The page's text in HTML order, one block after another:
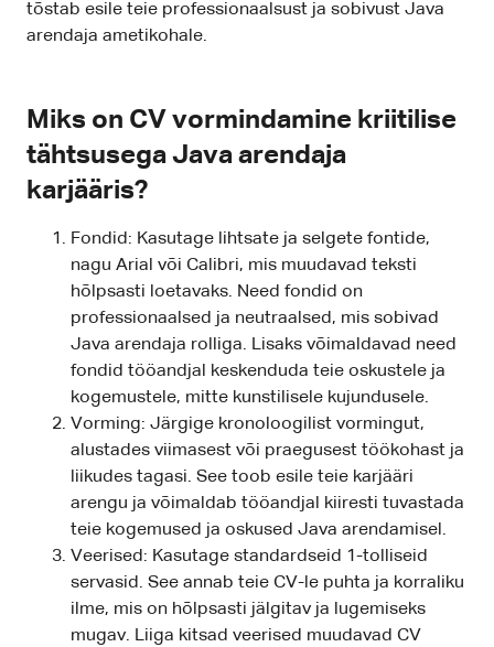
tõstab esile teie professionaalsust ja sobivust Java
arendaja ametikohale.
Miks on CV vormindamine kriitilise
tähtsusega Java arendaja
karjääris?
Fondid: Kasutage lihtsate ja selgete fontide,
nagu Arial või Calibri, mis muudavad teksti
hõlpsasti loetavaks. Need fondid on
professionaalsed ja neutraalsed, mis sobivad
Java arendaja rolliga. Lisaks võimaldavad need
fondid tööandjal keskenduda teie oskustele ja
kogemustele, mitte kunstilisele kujundusele.
Vorming: Järgige kronoloogilist vormingut,
alustades viimasest või praegusest töökohast ja
liikudes tagasi. See toob esile teie karjääri
arengu ja võimaldab tööandjal kiiresti tuvastada
teie kogemused ja oskused Java arendamisel.
Veerised: Kasutage standardseid 1-tolliseid
servasid. See annab teie CV-le puhta ja korraliku
ilme, mis on hõlpsasti jälgitav ja lugemiseks
mugav. Liiga kitsad veerised muudavad CV